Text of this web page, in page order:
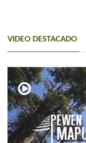
VIDEO DESTACADO